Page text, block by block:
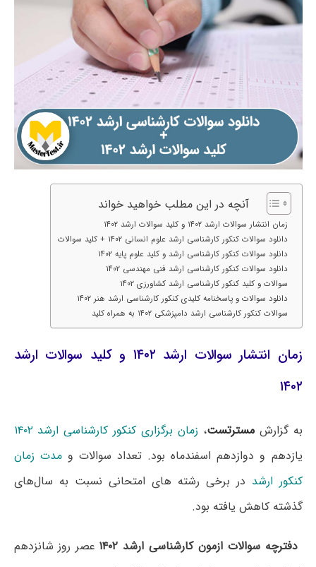
آنچه در این مطلب خواهید خواند
زمان انتشار سوالات ارشد ۱۴۰۲ و کلید سوالات ارشد ۱۴۰۲
دانلود سوالات کنکور کارشناسی ارشد علوم انسانی ۱۴۰۲ + کلید سوالات
دانلود سوالات کنکور کارشناسی ارشد و کلید علوم پایه ۱۴۰۲
دانلود سوالات کنکور کارشناسی ارشد فنی مهندسی ۱۴۰۲
سوالات و کلید کنکور کارشناسی ارشد کشاورزی ۱۴۰۲
دانلود سوالات و پاسخنامه کلیدی کنکور کارشناسی ارشد هنر ۱۴۰۲
سوالات کنکور کارشناسی ارشد دامپزشکی ۱۴۰۲ به همراه کلید
زمان انتشار سوالات ارشد ۱۴۰۲ و کلید سوالات ارشد
۱۴۰۲
به گزارشمسترتست، زمان برگزاری کنکور کارشناسی ارشد ۱۴۰۲
یازدهم و دوازدهم اسفندماه بود. تعداد سوالات ومدت زمان
کنکور ارشد در برخی رشته های امتحانی نسبت به سال‌های
گذشته کاهش یافته بود.
دفترچه سوالات ازمون کارشناسی ارشد ۱۴۰۲
عصر روز شانزدهم